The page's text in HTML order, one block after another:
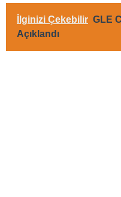
İlginizi Çekebilir GLE
Açıklandı